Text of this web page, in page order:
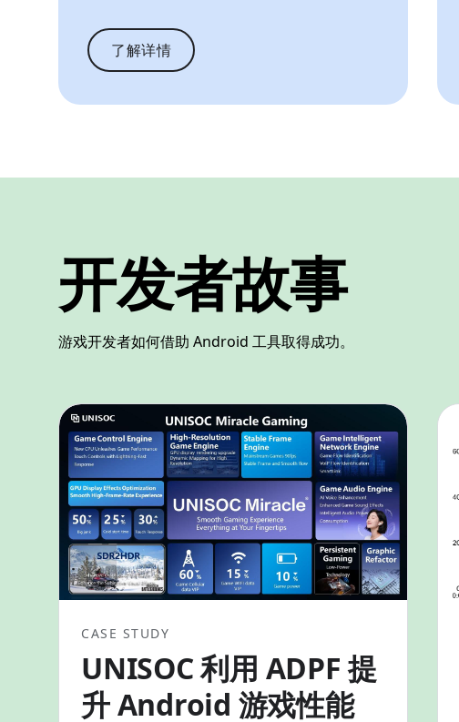
了解详情
开发者故事
游戏开发者如何借助 Android 工具取得成功。
CASE STUDY
UNISOC 利用 ADPF 提
升 Android 游戏性能